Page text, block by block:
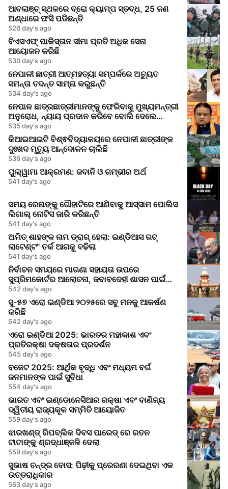
ଆବଲାଞ୍ଚ୍ ସ୍ଥଳରେ ବ୍ରୋ କ୍ୟାମ୍ପ ସ୍ତବ୍ଧ, 25 ଜଣ
ଅଣ୍ଧାରେ ଫସି ପଡିଛନ୍ତି
526 day's ago
ବିଏସଏଫ୍ ପାକିସ୍ତାନ ସୀମା ପ୍ରତି ଅଧିକ ସେନା
ଆୟୋଜନ କରିଛି
530 day's ago
ନେପାଳୀ ଛାତ୍ରୀ ଆତ୍ମହତ୍ୟା ସମ୍ପର୍କରେ ଅଚ୍ୟୁତ
ସମନ୍ତା ତଦନ୍ତ ସାମ୍ନା କରୁଛନ୍ତି
534 day's ago
ନେପାଳ ଛାତ୍ରଛାତ୍ରୀମାନଙ୍କୁ ଫେରିବାକୁ ମୁଖ୍ୟମନ୍ତ୍ରୀ
ଅନୁରୋଧ, ନ୍ୟାୟ ପ୍ରଦାନ କରିବେ ବୋଲି ଦେଲେ
ଆଶ୍ୱାସନା
535 day's ago
କିଆଇଆଇଟି ବିଶ୍ଵବିଦ୍ୟାଳୟରେ ନେପାଳୀ ଛାତ୍ରୀଙ୍କ
ଦୁଃଖଦ ମୃତ୍ୟୁ ଆନ୍ଦୋଳନ ଚାଲିଛି
536 day's ago
ପୁଲ୍ୱାମା ଆକ୍ରମଣ: ଜବାନି ଓ ଗମ୍ଭୀର ଅର୍ଥ
541 day's ago
ସମୟ ରେନାଙ୍କୁ ଗୌହାଟିରେ ଆଣିବାକୁ ଆସ୍ସାମ ପୋଲିସ
ଲିଗାଲ୍ ନୋଟିସ ଜାରି କରିଛନ୍ତି
541 day's ago
ଅମିତ୍ ଶାହଙ୍କ ନାମ ଡ୍ରାଗ୍ ହେଲା: ଇଣ୍ଡିଆସ ଗଟ୍
ଲାଟେଣ୍ଟ" ତର୍କ ଆଗକୁ ବଢିଲା
541 day's ago
ନିର୍ବାଚନ ସମୟରେ ମାଗଣା ସହାୟତା ଉପରେ
ସୁପ୍ରିମକୋର୍ଟର ଆଲୋଚନା, ଜବାବଦେହୀ ଶାସନ ପାଇଁ
ଆହ୍ୱାନ
542 day's ago
ସୁ-୫୭ ଏରୋ ଇଣ୍ଡିଆ ୨୦୨୫ରେ ସବୁ ମନକୁ ଆକର୍ଷଣ
କରିଛି
542 day's ago
ଏରୋ ଇଣ୍ଡିଆ 2025: ଭାରତର ମହାକାଶ ଏବଂ
ପ୍ରତିରକ୍ଷା ଦକ୍ଷତାର ପ୍ରଦର୍ଶନ
545 day's ago
ବଜେଟ 2025: ଆର୍ଥିକ ବୃଦ୍ଧି ଏବଂ ମଧ୍ୟମ ବର୍ଗ
ଜନମାନଙ୍କ ପାଇଁ ସୁବିଧା
554 day's ago
ଭାରତ ଏବଂ ଇଣ୍ଡୋନେସିଆର ରକ୍ଷା ଏବଂ ବାଣିଜ୍ୟ
ଦ୍ୱିତୀୟ ରାଜ୍ୟକୂଳ ସମ୍ମିତି ଆୟୋଜିତ
559 day's ago
ଝାରଖଣ୍ଡ୍ ରିପବ୍ଲିକ ଦିବସ ପାରେଡ୍ ରେ ରତନ
ଟାଟାଙ୍କୁ ଶ୍ରଦ୍ଧାଞ୍ଜଳି ଦେଲା
559 day's ago
ସୁଭାଷ ଚନ୍ଦ୍ର ବୋସ: ପିଢ଼ୀକୁ ପ୍ରେରଣା ଦେଇଥିବା ଏକ
ଉତ୍ତରାଧିକାର
563 day's ago